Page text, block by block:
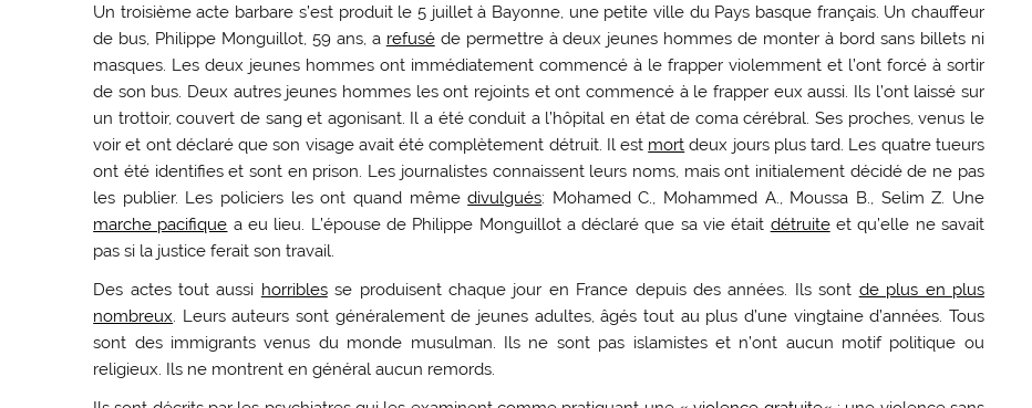
Un troisième acte barbare s’est produit le 5 juillet à Bayonne, une petite ville du Pays basque français. Un chauffeur
de bus, Philippe Monguillot, 59 ans, a refuséde permettre à deux jeunes hommes de monter à bord sans billets ni
masques. Les deux jeunes hommes ont immédiatement commencé à le frapper violemment et l’ont forcé à sortir
de son bus. Deux autres jeunes hommes les ont rejoints et ont commencé à le frapper eux aussi. Ils l’ont laissé sur
un trottoir, couvert de sang et agonisant. Il a été conduit a l’hôpital en état de coma cérébral. Ses proches, venus le
voir et ont déclaré que son visage avait été complètement détruit. Il est mort deux jours plus tard. Les quatre tueurs
ont été identifies et sont en prison. Les journalistes connaissent leurs noms, mais ont initialement décidé de ne pas
les publier. Les policiers les ont quand mêmedivulgués: Mohamed C., Mohammed A., Moussa B., Selim Z. Une
marche pacifique a eu lieu. L’épouse de Philippe Monguillot a déclaré que sa vie était détruiteet qu’elle ne savait
pas si la justice ferait son travail.
Des actes tout aussi horriblesse produisent chaque jour en France depuis des années. Ils sont de plus en plus
nombreux. Leurs auteurs sont généralement de jeunes adultes, âgés tout au plus d’une vingtaine d’années. Tous
sont des immigrants venus du monde musulman. Ils ne sont pas islamistes et n’ont aucun motif politique ou
religieux. Ils ne montrent en général aucun remords.